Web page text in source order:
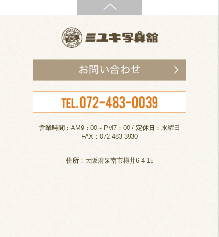
営業時間 ：AM9：00～PM7：00 / 定休日 ：水曜日
FAX：072-483-3930
住所：大阪府泉南市樽井6-4-15